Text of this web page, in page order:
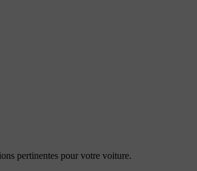
pertinentes pour votre voiture.